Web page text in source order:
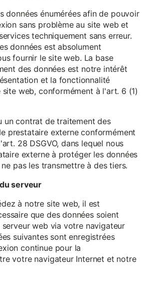
données énumérées afin de pouvoir
sans problème au site web et
techniquement sans erreur.
données est absolument
fournir le site web. La base
des données est notre intérêt
et la fonctionnalité
web, conformément à l'art. 6 (1)
un contrat de traitement des
prestataire externe conformément
28 DSGVO, dans lequel nous
externe à protéger les données
pas les transmettre à des tiers.
serveur
à notre site web, il est
que des données soient
web via votre navigateur
suivantes sont enregistrées
continue pour la
votre navigateur Internet et notre